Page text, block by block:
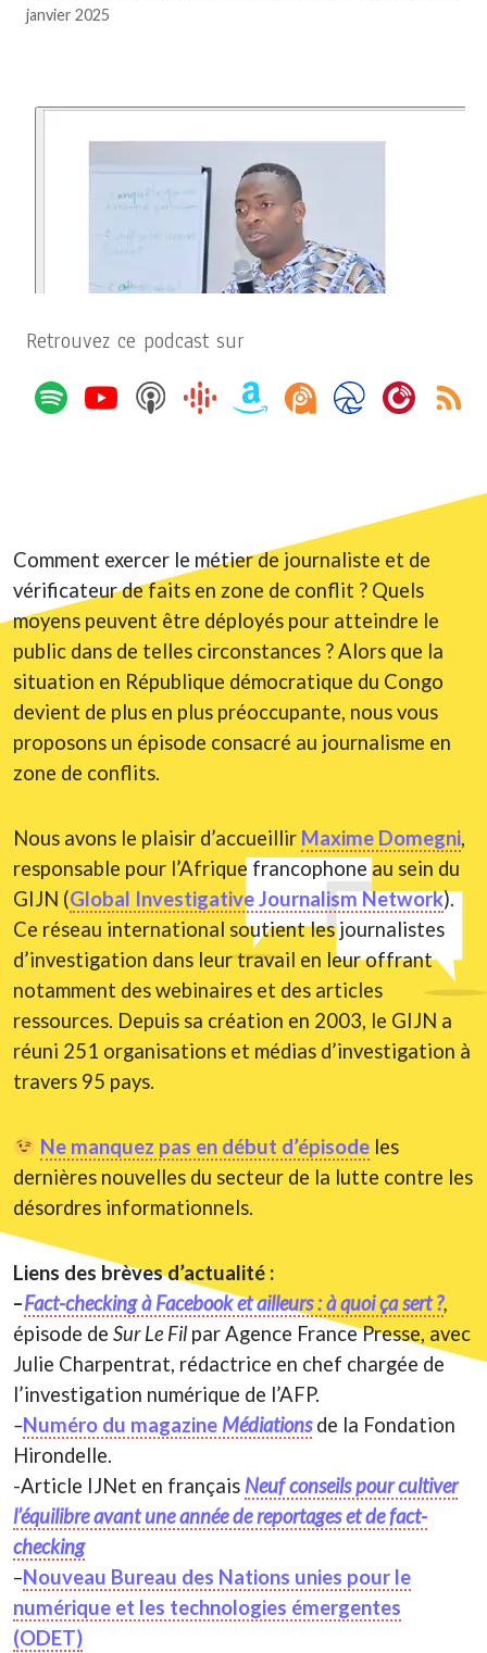
janvier 2025
Retrouvez ce podcast sur
Comment exercer le métier de journaliste et de
vérificateur de faits en zone de conflit ? Quels
moyens peuvent être déployés pour atteindre le
public dans de telles circonstances ? Alors que la
situation en République démocratique du Congo
devient de plus en plus préoccupante, nous vous
proposons un épisode consacré au journalisme en
zone de conflits.
Nous avons le plaisir d’accueillir Maxime Domegni,
responsable pour l’Afrique francophone au sein du
GIJN (Global Investigative Journalism Network).
Ce réseau international soutient les journalistes
d’investigation dans leur travail en leur offrant
notamment des webinaires et des articles
ressources. Depuis sa création en 2003, le GIJN a
réuni 251 organisations et médias d’investigation à
travers 95 pays.
Ne manquez pas en début d’épisodeles
dernières nouvelles du secteur de la lutte contre les
désordres informationnels.
Liens des brèves d’actualité :
–Fact-checking à Facebook et ailleurs : à quoi ça sert ?,
épisode de Sur Le Fil par Agence France Presse, avec
Julie Charpentrat, rédactrice en chef chargée de
l’investigation numérique de l’AFP.
–Numéro du magazine Médiationsde la Fondation
Hirondelle.
-Article IJNet en français Neuf conseils pour cultiver
l’équilibre avant une année de reportages et de fact-
checking
–Nouveau Bureau des Nations unies pour le
numérique et les technologies émergentes
(ODET)